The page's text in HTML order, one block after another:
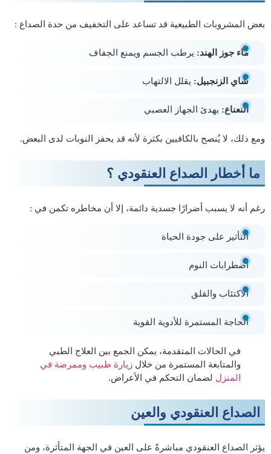
بعض المشروبات الطبيعية قد تساعد على التخفيف من حدة الصداع :
ماء جوز الهند: يرطب الجسم ويمنع الجفاف
شاي الزنجبيل: يقلل الالتهاب
النعناع: يهدئ الجهاز العصبي
ومع ذلك، لا يُنصح بالكافيين بكثرة لأنه قد يحفز النوبات لدى البعض.
ما أخطار الصداع العنقودي ؟
رغم أنه لا يسبب أضرارًا جسدية دائمة، إلا أن مخاطره تكمن في :
التأثير على جودة الحياة
اضطرابات النوم
الاكتئاب والقلق
الحاجة المستمرة للأدوية القوية
في الحالات المتقدمة، يمكن الجمع بين العلاج الطبي
والمتابعة المستمرة من خلال زيارة طبيب وممرضة في
المنزل لضمان التحكم في الأعراض.
الصداع العنقودي والعين
يؤثر الصداع العنقودي مباشرةً على العين في الجهة المتأثرة، ومن